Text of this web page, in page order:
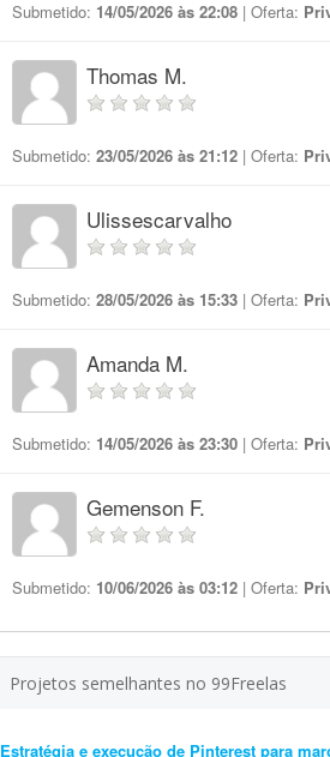
Submetido: 14/05/2026 às 22:08 | Oferta:
Thomas M.
Submetido: 23/05/2026 às 21:12 | Oferta:
Ulissescarvalho
Submetido: 28/05/2026 às 15:33 | Oferta:
Amanda M.
Submetido: 14/05/2026 às 23:30 | Oferta:
Gemenson F.
Submetido: 10/06/2026 às 03:12 | Oferta:
Projetos semelhantes no 99Freelas
Estratégia e execução de Pinterest para